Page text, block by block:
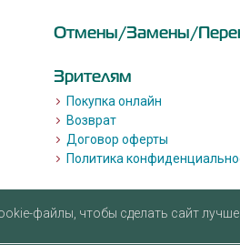
Отмены/Замены/
Зрителям
Покупка онлайн
Возврат
Договор оферты
Политика
файлы, чтобы сделать сайт лучше